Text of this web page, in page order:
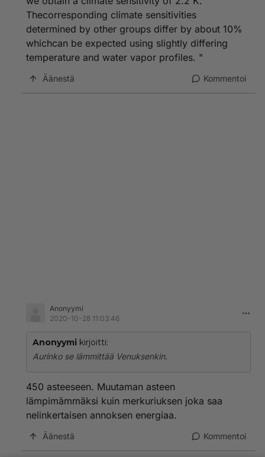
Thecorresponding climate sensitivities
determined by other groups differ by about 10%
whichcan be expected using slightly differing
temperature and water vapor profiles. "
Äänestä Kommentoi
Anonyymi
2020-10-28 11:03:46
Anonyymi kirjoitti:
Aurinko se lämmittää Venuksenkin.
450 asteeseen. Muutaman asteen
lämpimämmäksi kuin merkuriuksen joka saa
nelinkertaisen annoksen energiaa.
Äänestä Kommentoi